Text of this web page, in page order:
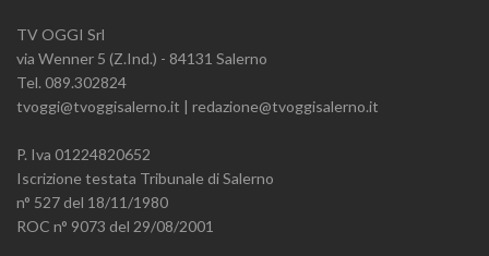
TV OGGI Srl
via Wenner 5 (Z.Ind.) - 84131 Salerno
Tel. 089.302824
tvoggi@tvoggisalerno.it | redazione@tvoggisalerno.it
P. Iva 01224820652
Iscrizione testata Tribunale di Salerno
n° 527 del 18/11/1980
ROC n° 9073 del 29/08/2001